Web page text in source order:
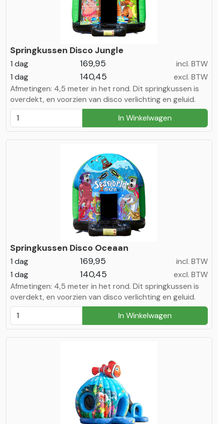
Springkussen Disco Jungle
1 dag 169,95
incl. BTW
1 dag
140,45
excl. BTW
Afmetingen: 4,5 meter in het rond. Dit springkussen is
overdekt, en voorzien van disco verlichting en geluid.
In Winkelwagen
Springkussen Disco Oceaan
1 dag 169,95
incl. BTW
1 dag
140,45
excl. BTW
Afmetingen: 4,5 meter in het rond. Dit springkussen is
overdekt, en voorzien van disco verlichting en geluid.
In Winkelwagen